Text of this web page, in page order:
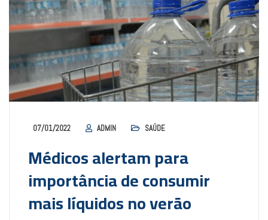
07/01/2022 ADMIN SAÚDE
Médicos alertam para
importância de consumir
mais líquidos no verão